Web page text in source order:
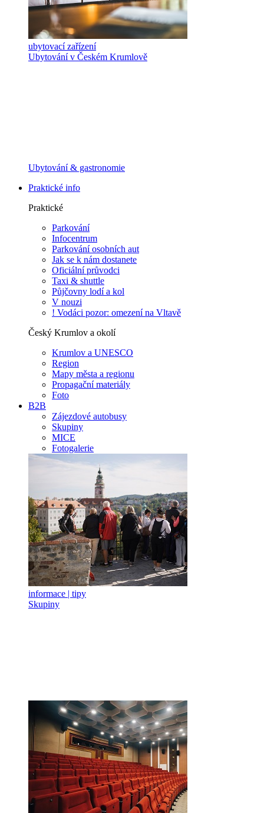
ubytovací zařízení
Ubytování v Českém Krumlově
Ubytování & gastronomie
Praktické info
Praktické
Parkování
Infocentrum
Parkování osobních aut
Jak se k nám dostanete
Oficiální průvodci
Taxi & shuttle
Půjčovny lodí a kol
V nouzi
! Vodáci pozor: omezení na Vltavě
Český Krumlov a okolí
Krumlov a UNESCO
Region
Mapy města a regionu
Propagační materiály
Foto
B2B
Zájezdové autobusy
Skupiny
MICE
Fotogalerie
informace | tipy
Skupiny